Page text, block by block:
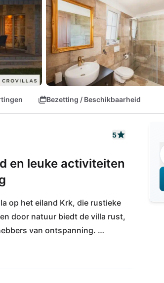
Bezetting / Beschikbaarheid
5
en leuke activiteiten
op het eiland Krk, die rustieke
door natuur biedt de villa rust,
van ontspanning.
om te wandelen, te fietsen en